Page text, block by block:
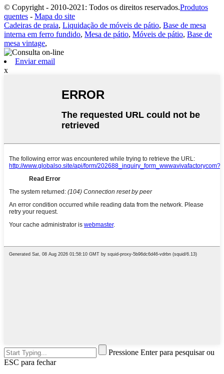
© Copyright - 2010-2021: Todos os direitos reservados.Produtos
quentes - Mapa do site
Cadeiras de praia, Liquidação de móveis de pátio, Base de mesa
interna em ferro fundido, Mesa de pátio, Móveis de pátio, Base de
mesa vintage,
Enviar email
x
Pressione Enter para pesquisar ou
ESC para fechar